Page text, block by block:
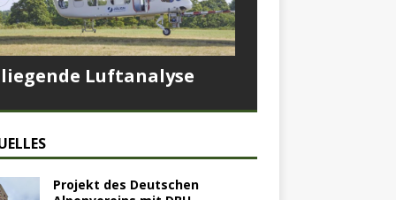
Luftanalyse
Projekt des Deutschen